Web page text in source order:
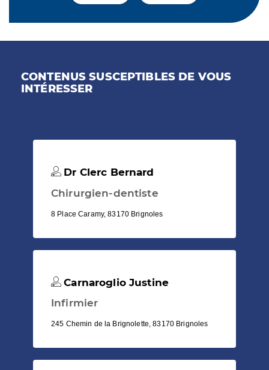
CONTENUS SUSCEPTIBLES DE VOUS
INTÉRESSER
Dr Clerc Bernard
Chirurgien-dentiste
8 Place Caramy, 83170 Brignoles
Carnaroglio Justine
Infirmier
245 Chemin de la Brignolette, 83170 Brignoles